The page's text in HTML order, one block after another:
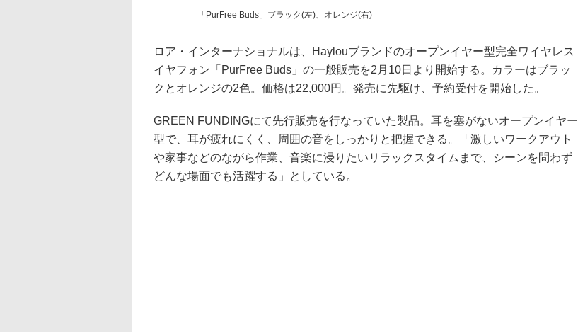
「PurFree Buds」ブラック(左)、オレンジ(右)
ロア・インターナショナルは、Haylouブランドのオープンイヤー型完全ワイヤレス
イヤフォン「PurFree Buds」の一般販売を2月10日より開始する。カラーはブラッ
クとオレンジの2色。価格は22,000円。発売に先駆け、予約受付を開始した。
GREEN FUNDINGにて先行販売を行なっていた製品。耳を塞がないオープンイヤー
型で、耳が疲れにくく、周囲の音をしっかりと把握できる。「激しいワークアウト
や家事などのながら作業、音楽に浸りたいリラックスタイムまで、シーンを問わず
どんな場面でも活躍する」としている。